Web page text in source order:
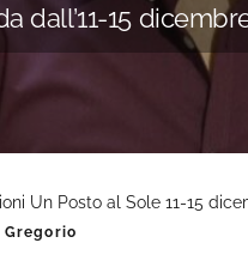
dall’11-15
Un Posto al Sole 11-15